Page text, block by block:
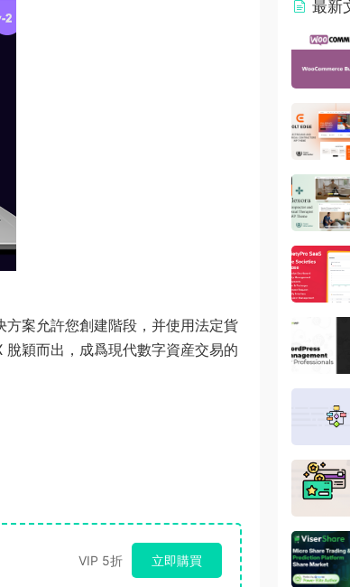
案允許您創建階段，并使用法定貨
穎而出，成爲現代數字資産交易的
VIP 5折 立即購買
最新